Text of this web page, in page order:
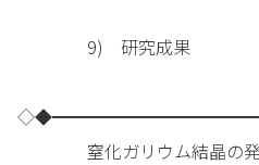
9) 研究成果
窒化ガリウム結晶の発